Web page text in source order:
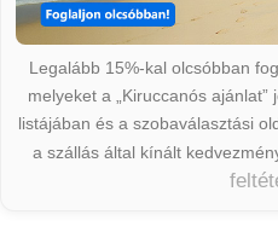
Legalább 15%-kal olcsóbban
melyeket a „Kiruccanós
listájában és a szobaválasztási
a szállás által kínált